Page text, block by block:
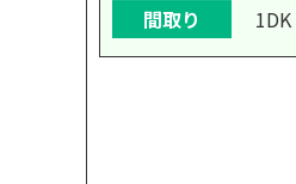
間取り 1DK